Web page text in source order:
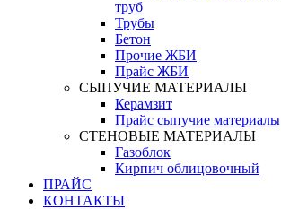
труб
Трубы
Бетон
Прочие ЖБИ
Прайс ЖБИ
СЫПУЧИЕ МАТЕРИАЛЫ
Керамзит
Прайс сыпучие материалы
СТЕНОВЫЕ МАТЕРИАЛЫ
Газоблок
Кирпич облицовочный
ПРАЙС
КОНТАКТЫ